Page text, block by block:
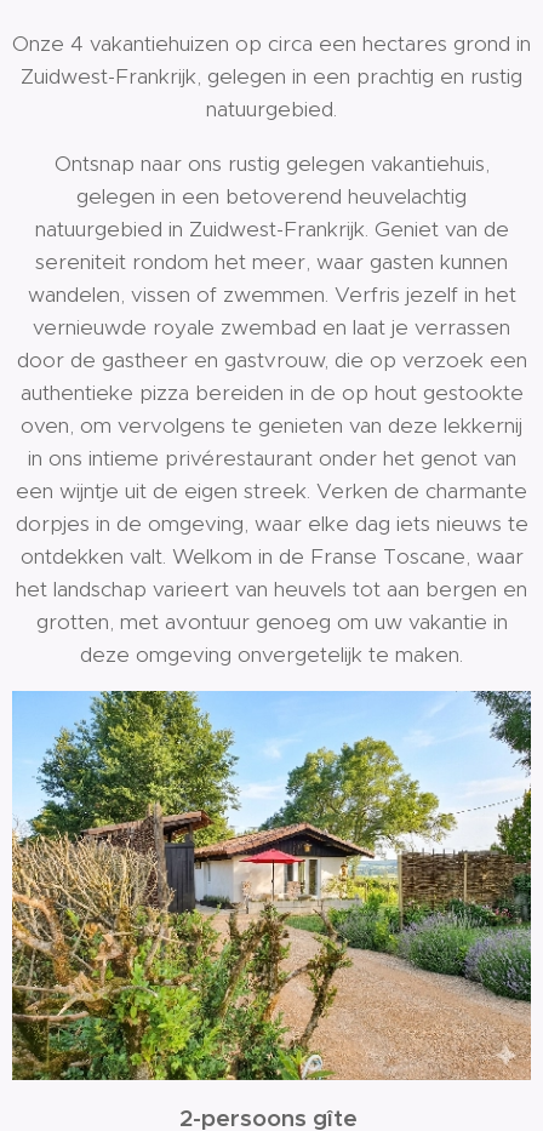
Onze 4 vakantiehuizen op circa een hectares grond in
Zuidwest-Frankrijk, gelegen in een prachtig en rustig
natuurgebied.
Ontsnap naar ons rustig gelegen vakantiehuis,
gelegen in een betoverend heuvelachtig
natuurgebied in Zuidwest-Frankrijk. Geniet van de
sereniteit rondom het meer, waar gasten kunnen
wandelen, vissen of zwemmen. Verfris jezelf in het
vernieuwde royale zwembad en laat je verrassen
door de gastheer en gastvrouw, die op verzoek een
authentieke pizza bereiden in de op hout gestookte
oven, om vervolgens te genieten van deze lekkernij
in ons intieme privérestaurant onder het genot van
een wijntje uit de eigen streek. Verken de charmante
dorpjes in de omgeving, waar elke dag iets nieuws te
ontdekken valt. Welkom in de Franse Toscane, waar
het landschap varieert van heuvels tot aan bergen en
grotten, met avontuur genoeg om uw vakantie in
deze omgeving onvergetelijk te maken.
2-persoons gîte